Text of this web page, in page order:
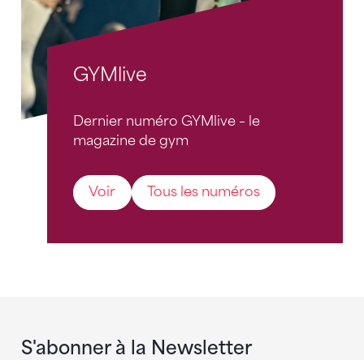
GYMlive
Dernier numéro GYMlive – le
magazine de gym
Voir Tous les numéros
S'abonner à la Newsletter